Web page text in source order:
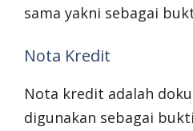
sama yakni sebagai
Nota Kredit
Nota kredit adalah
digunakan sebagai